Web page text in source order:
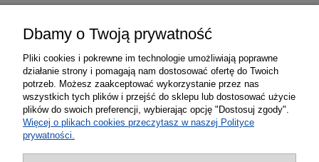
do koszyka
Dbamy o Twoją prywatność
Pliki cookies i pokrewne im technologie umożliwiają poprawne
działanie strony i pomagają nam dostosować ofertę do Twoich
potrzeb. Możesz zaakceptować wykorzystanie przez nas
wszystkich tych plików i przejść do sklepu lub dostosować użycie
plików do swoich preferencji, wybierając opcję "Dostosuj zgody".
Więcej o plikach cookies przeczytasz w naszej Polityce
prywatności.